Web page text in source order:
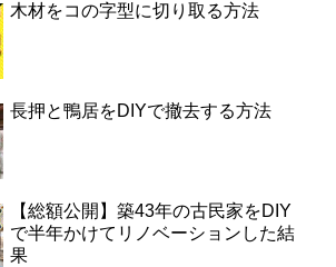
木材をコの字型に切り取る方法
長押と鴨居をDIYで撤去する方法
【総額公開】築43年の古民家をDIY
で半年かけてリノベーションした結
果